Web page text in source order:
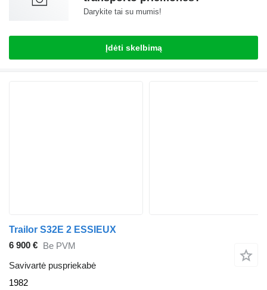
Darykite tai su mumis!
Įdėti skelbimą
Trailor S32E 2 ESSIEUX
6 900 € Be PVM
Savivartė puspriekabė
1982